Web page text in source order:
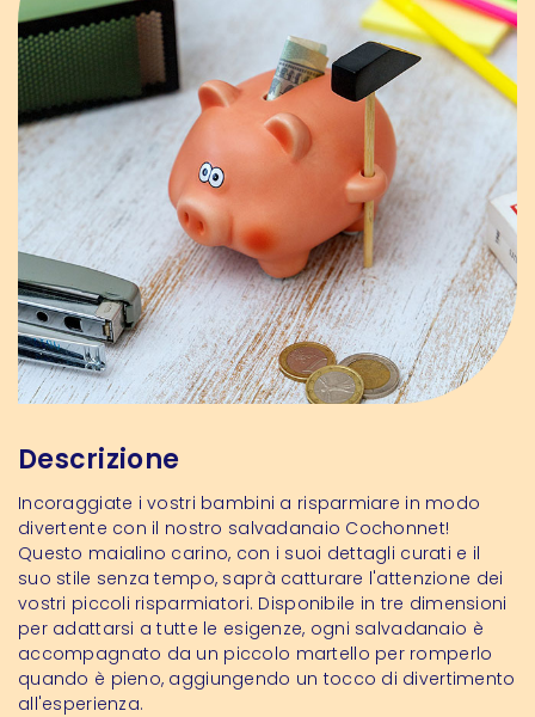
Descrizione
Incoraggiate i vostri bambini a risparmiare in modo
divertente con il nostro salvadanaio Cochonnet!
Questo maialino carino, con i suoi dettagli curati e il
suo stile senza tempo, saprà catturare l'attenzione dei
vostri piccoli risparmiatori. Disponibile in tre dimensioni
per adattarsi a tutte le esigenze, ogni salvadanaio è
accompagnato da un piccolo martello per romperlo
quando è pieno, aggiungendo un tocco di divertimento
all'esperienza.